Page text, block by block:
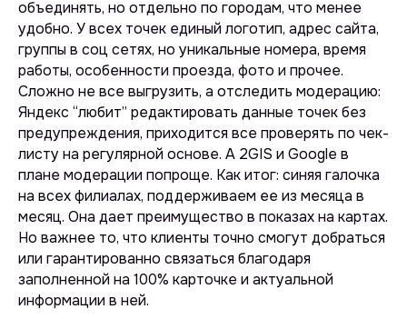
объединять, но отдельно по городам, что менее
удобно. У всех точек единый логотип, адрес сайта,
группы в соц сетях, но уникальные номера, время
работы, особенности проезда, фото и прочее.
Сложно не все выгрузить, а отследить модерацию:
Яндекс “любит” редактировать данные точек без
предупреждения, приходится все проверять по чек-
листу на регулярной основе. А 2GIS и Google в
плане модерации попроще. Как итог: синяя галочка
на всех филиалах, поддерживаем ее из месяца в
месяц. Она дает преимущество в показах на картах.
Но важнее то, что клиенты точно смогут добраться
или гарантированно связаться благодаря
заполненной на 100% карточке и актуальной
информации в ней.